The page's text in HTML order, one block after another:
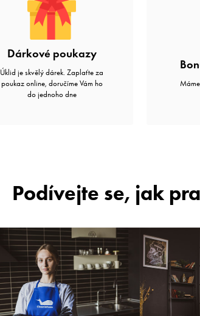
Dárkové poukazy
Úklid je skvělý dárek. Zaplaťte za
poukaz online, doručíme Vám ho
do jednoho dne
Podívejte se, jak